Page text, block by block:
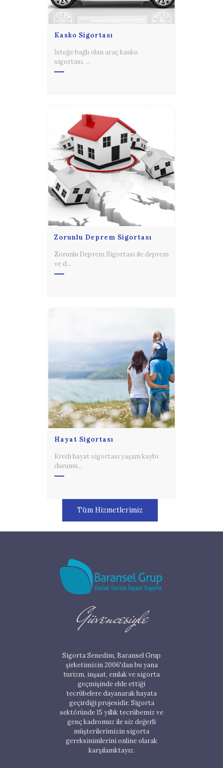
Kasko Sigortası
İsteğe bağlı olan araç kasko
sigortası, ...
Zorunlu Deprem Sigortası
Zorunlu Deprem Sigortası ile deprem
ve d...
Hayat Sigortası
Kredi hayat sigortası yaşam kaybı
durumu...
Tüm Hizmetlerimiz
Güvencesiyle
Sigorta Senedim, Baransel Grup
şirketimizin 2006'dan bu yana
turizm, inşaat, emlak ve sigorta
geçmişinde elde ettiği
tecrübelere dayanarak hayata
geçirdiği projesidir. Sigorta
sektöründe 15 yıllık tecrübemiz ve
genç kadromuz ile siz değerli
müşterilerimizin sigorta
gereksinimlerini online olarak
karşılamktayız.